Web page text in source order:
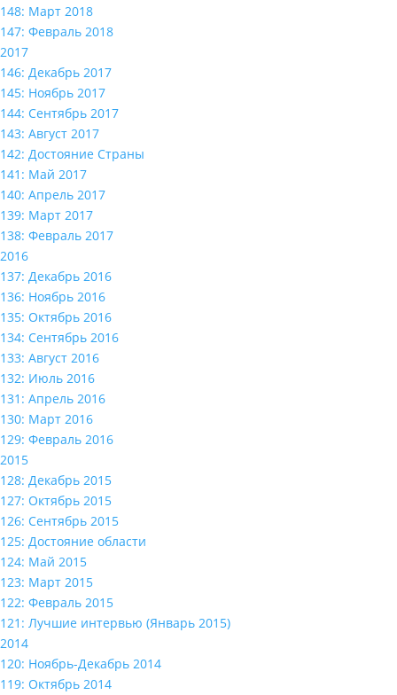
148: Март 2018
147: Февраль 2018
2017
146: Декабрь 2017
145: Ноябрь 2017
144: Сентябрь 2017
143: Август 2017
142: Достояние Страны
141: Май 2017
140: Апрель 2017
139: Март 2017
138: Февраль 2017
2016
137: Декабрь 2016
136: Ноябрь 2016
135: Октябрь 2016
134: Сентябрь 2016
133: Август 2016
132: Июль 2016
131: Апрель 2016
130: Март 2016
129: Февраль 2016
2015
128: Декабрь 2015
127: Октябрь 2015
126: Сентябрь 2015
125: Достояние области
124: Май 2015
123: Март 2015
122: Февраль 2015
121: Лучшие интервью (Январь 2015)
2014
120: Ноябрь-Декабрь 2014
119: Октябрь 2014